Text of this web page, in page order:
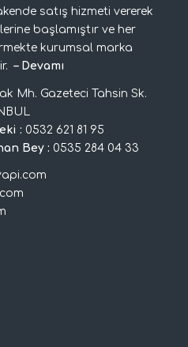
satış hizmeti vererek
başlamıştır ve her
kurumsal marka
– Devamı
Mh. Gazeteci Tahsin Sk.
: 0532 621 81 95
Bey : 0535 284 04 33